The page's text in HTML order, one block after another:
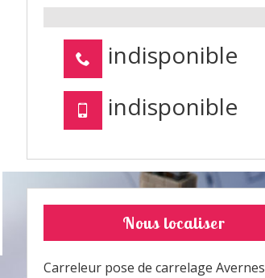
indisponible
indisponible
Nous localiser
Carreleur pose de carrelage Avernes